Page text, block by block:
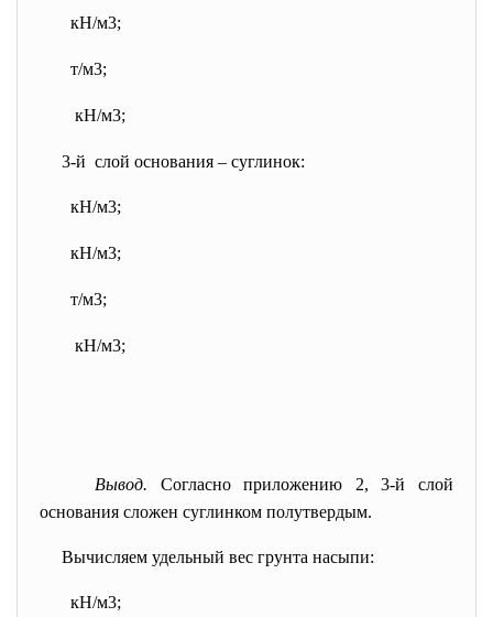
кН/м3;
т/м3;
кН/м3;
3-й слой основания – суглинок:
кН/м3;
кН/м3;
т/м3;
кН/м3;
Вывод. Согласно приложению 2, 3-й слой
основания сложен суглинком полутвердым.
Вычисляем удельный вес грунта насыпи:
кН/м3;